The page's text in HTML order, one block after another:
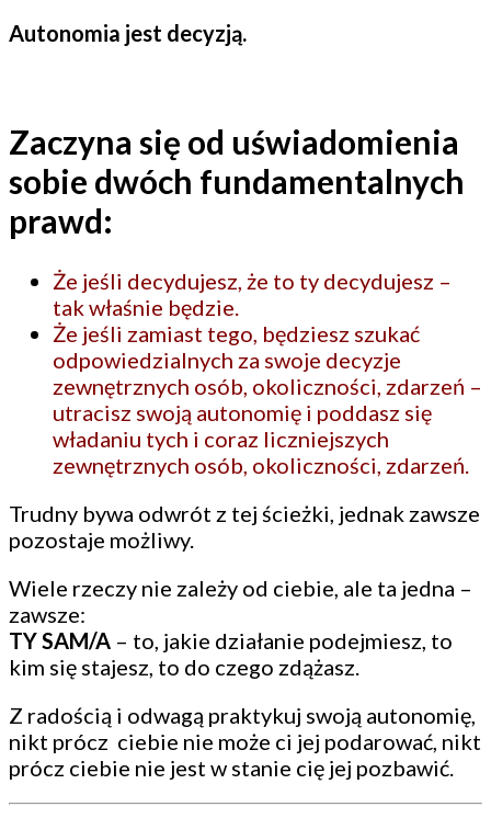
Autonomia jest decyzją.
Zaczyna się od uświadomienia
sobie dwóch fundamentalnych
prawd:
Że jeśli decydujesz, że to ty decydujesz –
tak właśnie będzie.
Że jeśli zamiast tego, będziesz szukać
odpowiedzialnych za swoje decyzje
zewnętrznych osób, okoliczności, zdarzeń –
utracisz swoją autonomię i poddasz się
władaniu tych i coraz liczniejszych
zewnętrznych osób, okoliczności, zdarzeń.
Trudny bywa odwrót z tej ścieżki, jednak zawsze
pozostaje możliwy.
Wiele rzeczy nie zależy od ciebie, ale ta jedna –
zawsze:
TY SAM/A – to, jakie działanie podejmiesz, to
kim się stajesz, to do czego zdążasz.
Z radością i odwagą praktykuj swoją autonomię,
nikt prócz ciebie nie może ci jej podarować, nikt
prócz ciebie nie jest w stanie cię jej pozbawić.